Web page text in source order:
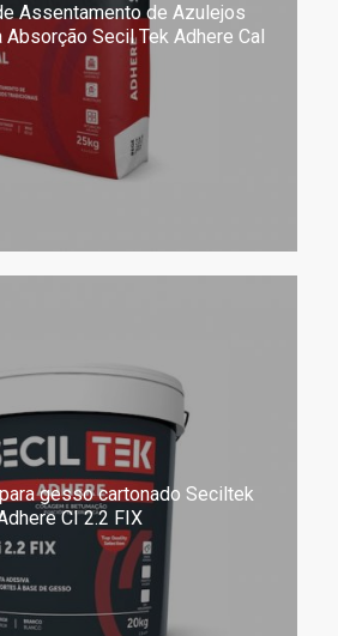
Assentamento de Azulejos
Secil Tek Adhere Cal
gesso cartonado Seciltek
CI 2.2 FIX